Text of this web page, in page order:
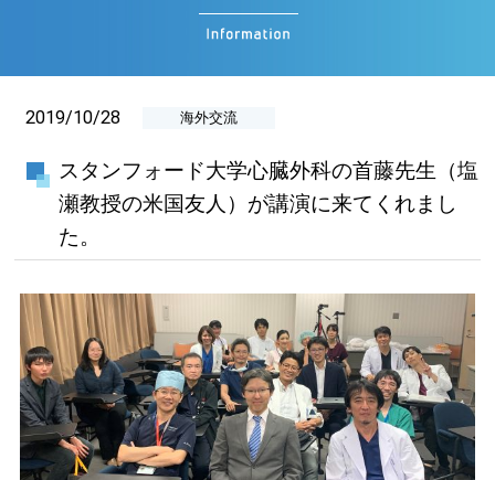
2019/10/28 海外交流
スタンフォード大学心臓外科の首藤先生（塩
瀬教授の米国友人）が講演に来てくれまし
た。